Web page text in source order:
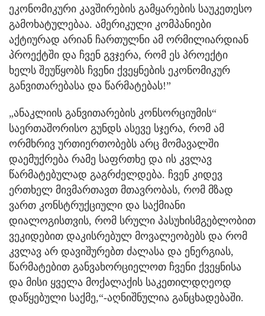
ეკონომიკური კავშირების გამყარების საუკეთესო
გამოხატულებაა. ამერიკული კომპანიები
აქტიურად არიან ჩართულნი ამ ორმილიარდიან
პროექტში და ჩვენ გვჯერა, რომ ეს პროექტი
ხელს შეუწყობს ჩვენი ქვეყნების ეკონომიკურ
განვითარებასა და წარმატებას!”
„ანაკლიის განვითარების კონსორციუმის“
საერთაშორისო გუნდს ასევე სჯერა, რომ ამ
ორმხრივ ურთიერთობებს არც მომავალში
დაემუქრება რამე საფრთხე და ის კვლავ
წარმატებულად გაგრძელდება. ჩვენ კიდევ
ერთხელ მივმართავთ მთავრობას, რომ მზად
ვართ კონსტრუქციული და საქმიანი
დიალოგისთვის, რომ სრული პასუხისმგებლობით
ვეკიდებით დაკისრებულ მოვალეობებს და რომ
კვლავ არ დავიშურებთ ძალასა და ენერგიას,
წარმატებით განვახორციელოთ ჩვენი ქვეყნისა
და მისი ყველა მოქალაქის საკეთილდღეოდ
დაწყებული საქმე,“-აღნიშნულია განცხადებაში.